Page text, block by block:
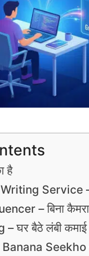
है
Service
– बिना
घर बैठे लंबी कमाई